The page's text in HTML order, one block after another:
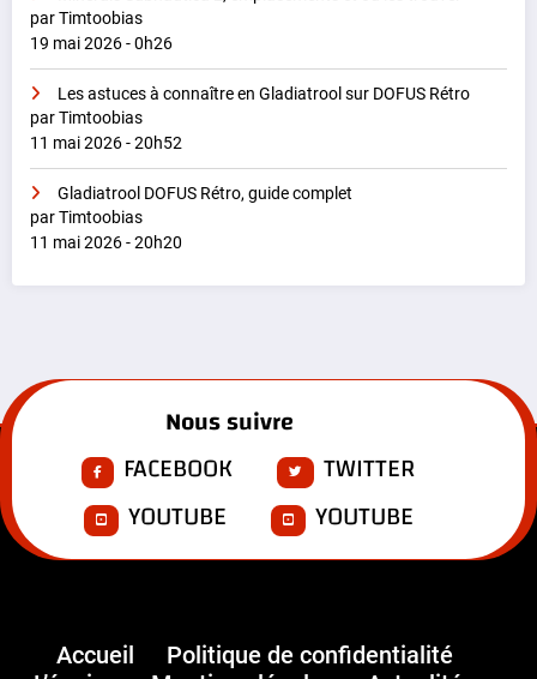
par Timtoobias
19 mai 2026 - 0h26
Les astuces à connaître en Gladiatrool sur DOFUS Rétro
par Timtoobias
11 mai 2026 - 20h52
Gladiatrool DOFUS Rétro, guide complet
par Timtoobias
11 mai 2026 - 20h20
Nous suivre
FACEBOOK
TWITTER
YOUTUBE
YOUTUBE
Accueil
Politique de confidentialité